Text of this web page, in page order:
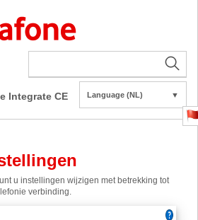
Integrate CE Language (NL) ▼
u instellingen wijzigen met betrekking tot
verbinding.